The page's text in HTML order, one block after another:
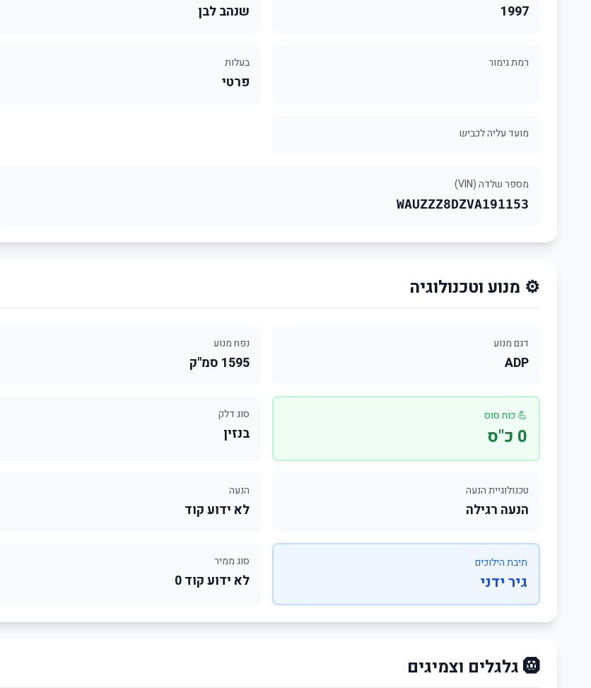
1997 שנהב לבן
רמת גימור בעלות
פרטי
מועד עליה לכביש
מספר שלדה (VIN)
WAUZZZ8DZVA191153
⚙️ מנוע וטכנולוגיה
דגם מנוע
ADP
נפח מנוע
1595 סמ"ק
💪 כוח סוס
0 כ"ס
סוג דלק
בנזין
טכנולוגיית הנעה
הנעה רגילה
הנעה
לא ידוע קוד
תיבת הילוכים
גיר ידני
סוג ממיר
לא ידוע קוד 0
🛞 גלגלים וצמיגים